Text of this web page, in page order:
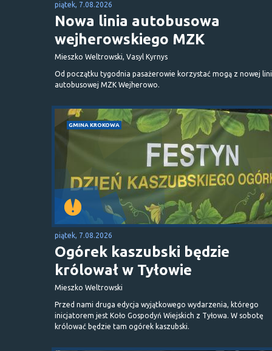
piątek, 7.08.2026
Nowa linia autobusowa
wejherowskiego MZK
Mieszko Weltrowski, Vasyl Kyrnys
Od początku tygodnia pasażerowie korzystać mogą z nowej
autobusowej MZK Wejherowo.
GMINA KROKOWA
piątek, 7.08.2026
Ogórek kaszubski będzie
królował w Tyłowie
Mieszko Weltrowski
Przed nami druga edycja wyjątkowego wydarzenia, którego
inicjatorem jest Koło Gospodyń Wiejskich z Tyłowa. W sobotę
królować będzie tam ogórek kaszubski.